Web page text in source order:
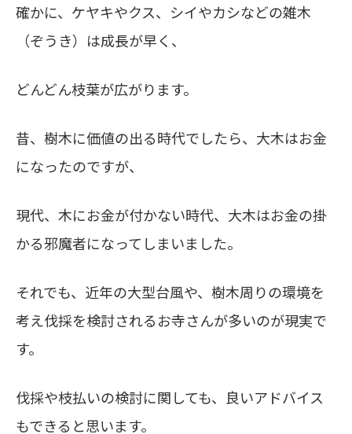
確かに、ケヤキやクス、シイやカシなどの雑木
（ぞうき）は成長が早く、
どんどん枝葉が広がります。
昔、樹木に価値の出る時代でしたら、大木はお金
になったのですが、
現代、木にお金が付かない時代、大木はお金の掛
かる邪魔者になってしまいました。
それでも、近年の大型台風や、樹木周りの環境を
考え伐採を検討されるお寺さんが多いのが現実で
す。
伐採や枝払いの検討に関しても、良いアドバイス
もできると思います。